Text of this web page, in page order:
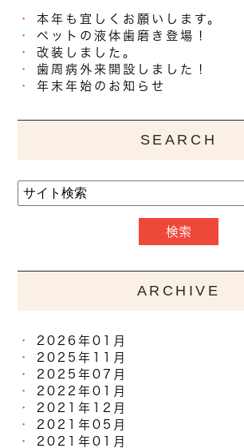
本年も宜しくお願いします。
ペットの液体歯磨き登場！
改装しました。
歯周病外来開設しました！
年末年始のお知らせ
SEARCH
ARCHIVE
2026年01月
2025年11月
2025年07月
2022年01月
2021年12月
2021年05月
2021年01月